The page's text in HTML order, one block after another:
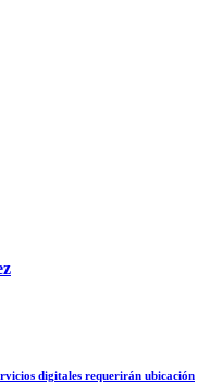
digitales requerirán ubicación